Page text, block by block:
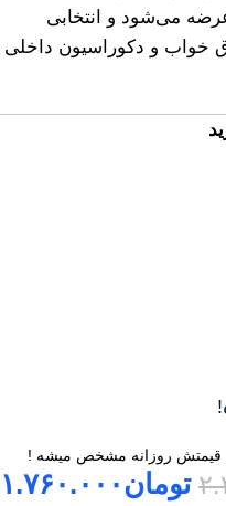
می‌شود و انتخابی
خواب و دکوراسیون داخلی
قیمتش روزانه مشخص میشه !
تومان۱.۷۶۰.۰۰۰